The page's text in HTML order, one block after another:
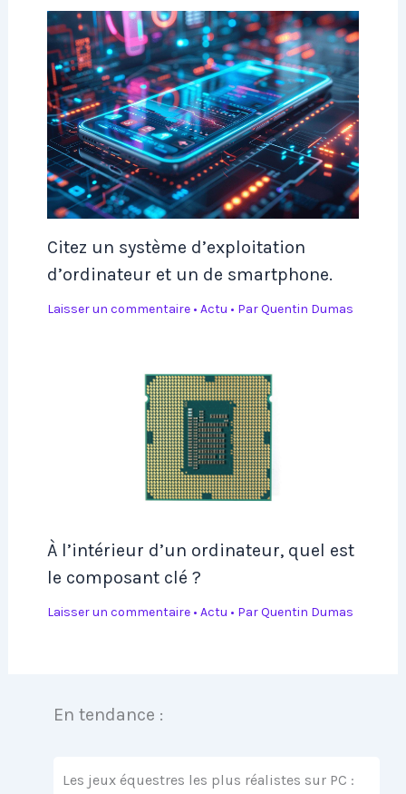
Citez un système d’exploitation
d’ordinateur et un de smartphone.
Laisser un commentaire • Actu • ParQuentin Dumas
À l’intérieur d’un ordinateur, quel est
le composant clé ?
Laisser un commentaire • Actu • ParQuentin Dumas
En tendance :
Les jeux équestres les plus réalistes sur PC :